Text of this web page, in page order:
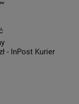
- InPost Kurier